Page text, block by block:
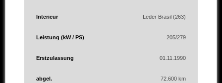
Interieur Leder Brasil (263)
Leistung (kW / PS) 205/279
Erstzulassung 01.11.1990
abgel.
72.600 km